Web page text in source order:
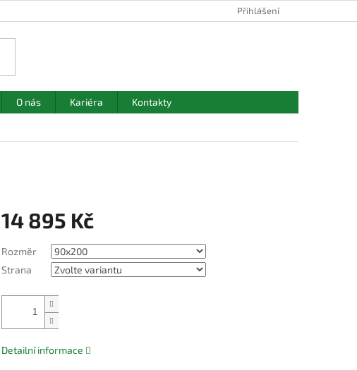
Přihlášení
O nás Kariéra Kontakty
14 895 Kč
cena:
Rozměr
Strana
Detailní informace